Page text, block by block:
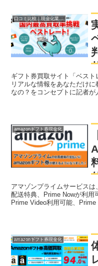
口コミ比較｜現金化業者実体験リポート
ギフト券買取サイト「ベス
リアルな情報をあなただけ
なの？をコンセプトに記者が
amazonギフト券現金化
アマゾンプライムサービス
配送特典、Prime Nowが利用
Prime Video利用可能、
境の方でも特典を受けられ
amazonギフト券現金化